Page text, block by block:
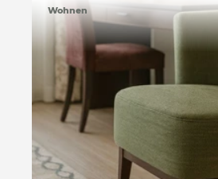
Wohnen